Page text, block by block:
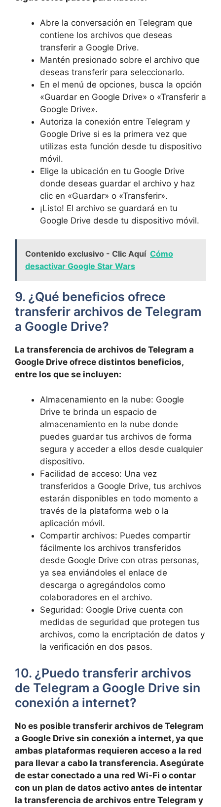
Abre la conversación en Telegram que
contiene los archivos que deseas
transferir a Google Drive.
Mantén presionado sobre el archivo que
deseas transferir para seleccionarlo.
En el menú de opciones, busca la opción
«Guardar en Google Drive» o «Transferir a
Google Drive».
Autoriza la conexión entre Telegram y
Google Drive si es la primera vez que
utilizas esta función desde tu dispositivo
móvil.
Elige la ubicación en tu Google Drive
donde deseas guardar el archivo y haz
clic en «Guardar» o «Transferir».
¡Listo! El archivo se guardará en tu
Google Drive desde tu dispositivo móvil.
Contenido exclusivo - Clic Aquí Cómo
desactivar Google Star Wars
9. ¿Qué beneficios ofrece
transferir archivos de Telegram
a Google Drive?
La transferencia de archivos de Telegram a
Google Drive ofrece distintos beneficios,
entre los que se incluyen:
Almacenamiento en la nube: Google
Drive te brinda un espacio de
almacenamiento en la nube donde
puedes guardar tus archivos de forma
segura y acceder a ellos desde cualquier
dispositivo.
Facilidad de acceso: Una vez
transferidos a Google Drive, tus archivos
estarán disponibles en todo momento a
través de la plataforma web o la
aplicación móvil.
Compartir archivos: Puedes compartir
fácilmente los archivos transferidos
desde Google Drive con otras personas,
ya sea enviándoles el enlace de
descarga o agregándolos como
colaboradores en el archivo.
Seguridad: Google Drive cuenta con
medidas de seguridad que protegen tus
archivos, como la encriptación de datos y
la verificación en dos pasos.
10. ¿Puedo transferir archivos
de Telegram a Google Drive sin
conexión a internet?
No es posible transferir archivos de Telegram
a Google Drive sin conexión a internet, ya que
ambas plataformas requieren acceso a la red
para llevar a cabo la transferencia. Asegúrate
de estar conectado a una red Wi-Fi o contar
con un plan de datos activo antes de intentar
la transferencia de archivos entre Telegram y